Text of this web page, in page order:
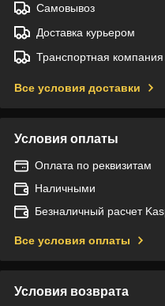
Самовывоз
Доставка курьером
Транспортная
Все условия доставки
Условия оплаты
Оплата по реквизитам
Наличными
Безналичный расчет
Все условия оплаты
Условия возврата